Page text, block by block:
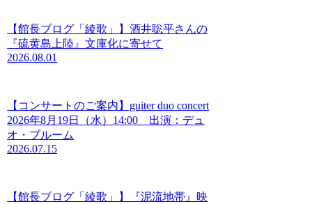
【館長ブログ「綾歌」】酒井聡平さんの
『硫黄島上陸』文庫化に寄せて
2026.08.01
【コンサートのご案内】guiter duo concert
2026年8月19日（水）14:00 出演：デュ
オ・ブルーム
2026.07.15
【館長ブログ「綾歌」】『泥流地帯』映